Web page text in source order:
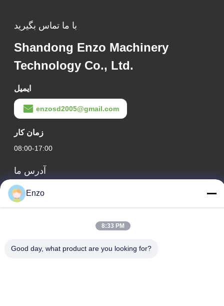
با ما تماس بگیرید
Shandong Enzo Machinery
Technology Co., Ltd.
ایمیل
enzosd2005@gmail.com
زمان کار
08:00-17:00
آدرس ما
آدرس شرکت
شماره 599، جاده ژانگبی، شهرستان هوانتای، شهر زیبو، استان شان
شماره ۵۵۳، جاده ژانگبی، شهرستان هوانتای، شهر زیبو، استان
Enzo
8:33 PM
Good day, what product are you looking for?